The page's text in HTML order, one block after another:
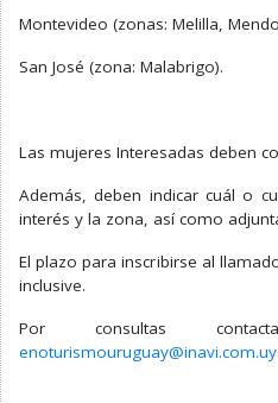
Montevideo (zonas: Melilla,
San José (zona: Malabrigo).
Las mujeres Interesadas deben
Además, deben indicar cuál o
interés y la zona, así como
El plazo para inscribirse al
inclusive.
Por consultas
enoturismouruguay@inavi.com.uy